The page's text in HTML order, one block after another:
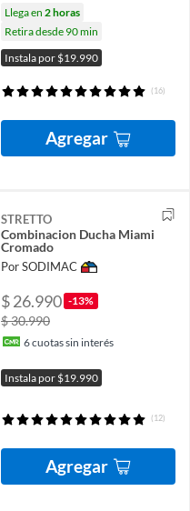
Llega en 2 horas
Retira desde 90 min
Instala por $19.990
(16)
Agregar
STRETTO
Combinacion Ducha Miami
Cromado
Por SODIMAC
$ 26.990 -13%
$ 30.990
6cuotas sin interés
Instala por $19.990
(12)
Agregar